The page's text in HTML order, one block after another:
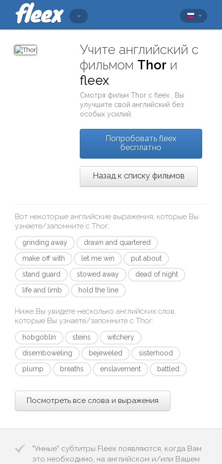
Учите английский с
фильмом Thor и
fleex
Смотря фильмThor сfleex
, Вы
улучшите свой английский без
особых усилий.
Попробовать fleex
бесплатно
Назад к списку фильмов
Вот некоторые английские выражения, которые Вы
узнаете/запомните с Thor:
grinding away
drawn and quartered
make off with
let me win
put about
stand guard
stowed away
dead of night
life and limb
hold the line
Ниже Вы увидете несколько английских слов,
которые Вы узнаете/запомните с Thor:
hobgoblin steins
witchery
disemboweling
bejeweled
sisterhood
plump
breaths enslavement battled
Посмотреть все слова и выражения
"Умные" субтитры Fleex появляются, когда Вам
это необходимо, на английском и/или Вашем